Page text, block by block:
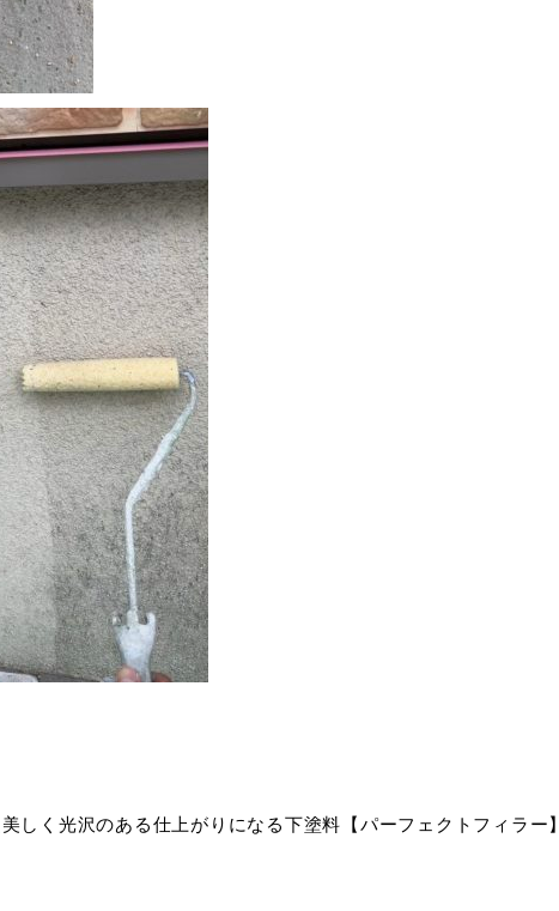
しく光沢のある仕上がりになる下塗料【パーフェクトフィラー】